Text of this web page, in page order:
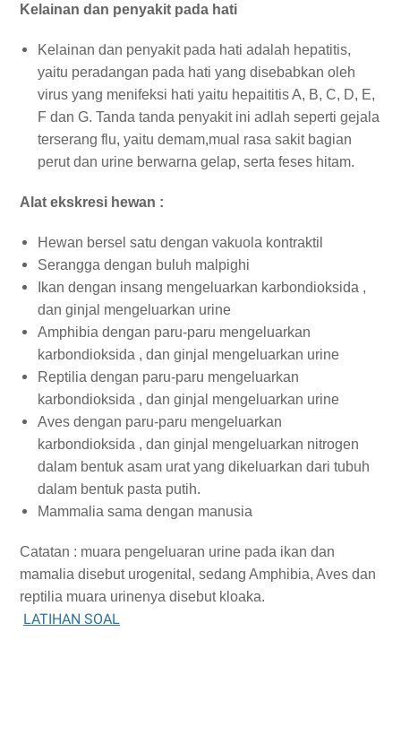
Kelainan dan penyakit pada hati
Kelainan dan penyakit pada hati adalah hepatitis,
yaitu peradangan pada hati yang disebabkan oleh
virus yang menifeksi hati yaitu hepaititis A, B, C, D, E,
F dan G. Tanda tanda penyakit ini adlah seperti gejala
terserang flu, yaitu demam,mual rasa sakit bagian
perut dan urine berwarna gelap, serta feses hitam.
Alat ekskresi hewan :
Hewan bersel satu dengan vakuola kontraktil
Serangga dengan buluh malpighi
Ikan dengan insang mengeluarkan karbondioksida ,
dan ginjal mengeluarkan urine
Amphibia dengan paru-paru mengeluarkan
karbondioksida , dan ginjal mengeluarkan urine
Reptilia dengan paru-paru mengeluarkan
karbondioksida , dan ginjal mengeluarkan urine
Aves dengan paru-paru mengeluarkan
karbondioksida , dan ginjal mengeluarkan nitrogen
dalam bentuk asam urat yang dikeluarkan dari tubuh
dalam bentuk pasta putih.
Mammalia sama dengan manusia
Catatan : muara pengeluaran urine pada ikan dan
mamalia disebut urogenital, sedang Amphibia, Aves dan
reptilia muara urinenya disebut kloaka.
LATIHAN SOAL